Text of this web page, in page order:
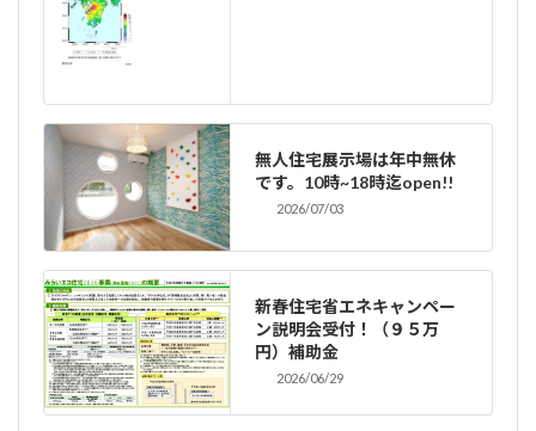
無人住宅展示場は年中無休
です。10時~18時迄open!!
2026/07/03
新春住宅省エネキャンペー
ン説明会受付！（９５万
円）補助金
2026/06/29